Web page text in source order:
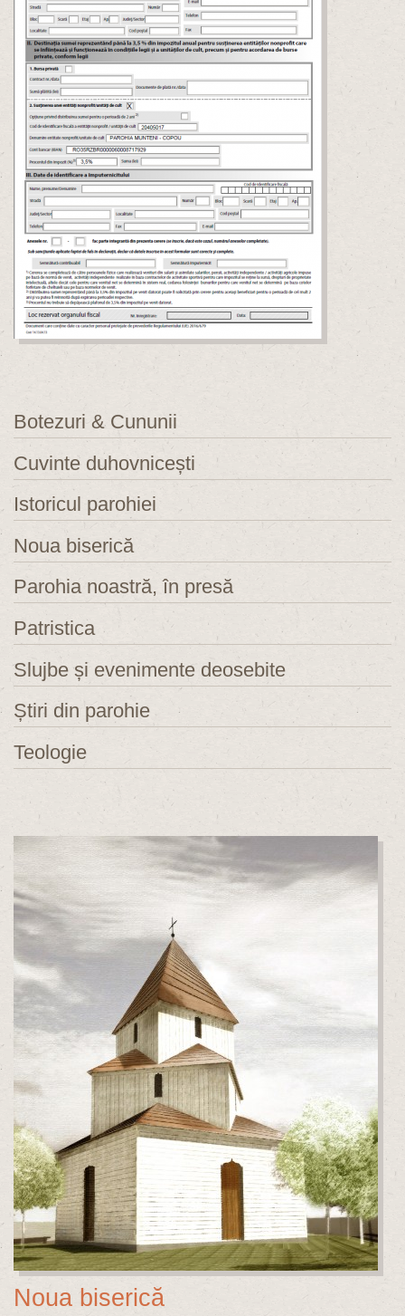
Botezuri & Cununii
Cuvinte duhovnicești
Istoricul parohiei
Noua biserică
Parohia noastră, în presă
Patristica
Slujbe și evenimente deosebite
Știri din parohie
Teologie
Noua biserică